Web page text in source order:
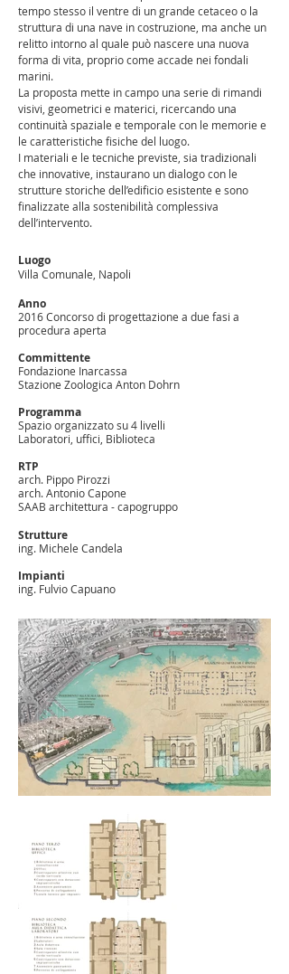
tempo stesso il ventre di un grande cetaceo o la
struttura di una nave in costruzione, ma anche un
relitto intorno al quale può nascere una nuova
forma di vita, proprio come accade nei fondali
marini.
La proposta mette in campo una serie di rimandi
visivi, geometrici e materici, ricercando una
continuità spaziale e temporale con le memorie e
le caratteristiche fisiche del luogo.
I materiali e le tecniche previste, sia tradizionali
che innovative, instaurano un dialogo con le
strutture storiche dell’edificio esistente e sono
finalizzate alla sostenibilità complessiva
dell’intervento.
Luogo
Villa Comunale, Napoli
Anno
2016 Concorso di progettazione a due fasi a
procedura aperta
Committente
Fondazione Inarcassa
Stazione Zoologica Anton Dohrn
Programma
Spazio organizzato su 4 livelli
Laboratori, uffici, Biblioteca
RTP
arch. Pippo Pirozzi
arch. Antonio Capone
SAAB architettura - capogruppo
Strutture
ing. Michele Candela
Impianti
ing. Fulvio Capuano